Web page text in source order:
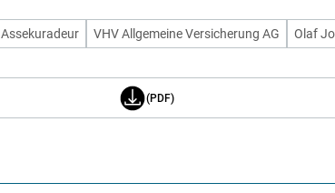
Assekuradeur VHV Allgemeine Versicherung AG
Olaf
(PDF)